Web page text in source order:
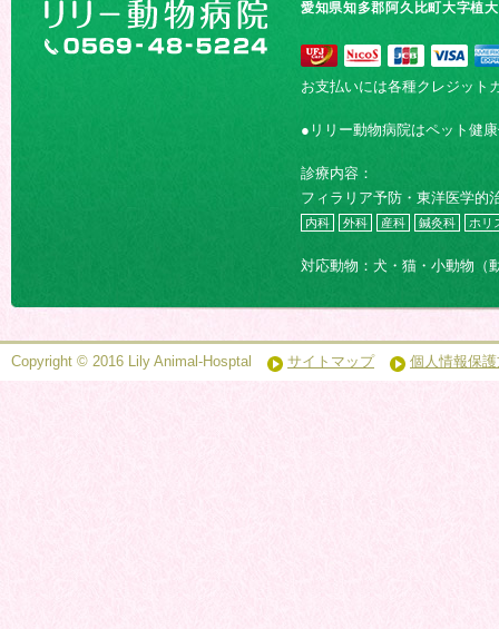
愛知県知多郡阿久比町大字植
お支払いには各種クレジット
●リリー動物病院はペット健
診療内容：
フィラリア予防・東洋医学的
内科 外科 産科 鍼灸科 ホリ
対応動物：犬・猫・小動物（
Copyright © 2016 Lily Animal-Hosptal サイトマップ 個人情報保